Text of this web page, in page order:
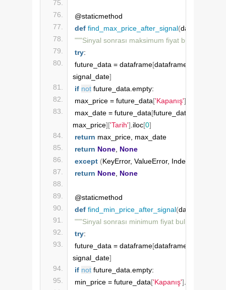
@staticmethod
def find_max_price_after_signal(dataframe,
"""Sinyal sonrası maksimum fiyat bulma"""
try:
future_data = dataframe[dataframe
signal_date]
if not future_data.empty:
max_price = future_data['Kapanış']
max_date = future_data[future_data
max_price]['Tarih'] .iloc[0]
return max_price, max_date
return None None
except (KeyError, ValueError, IndexError
return None None
@staticmethod
def find_min_price_after_signal(dataframe,
"""Sinyal sonrası minimum fiyat bulma"""
try:
future_data = dataframe[dataframe
signal_date]
if not future_data.empty:
min_price = future_data['Kapanış']